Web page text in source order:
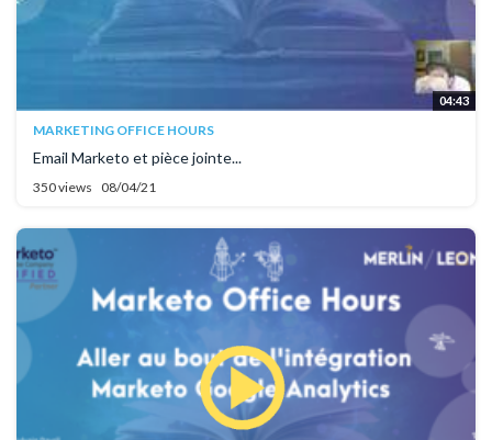
04:43
MARKETING OFFICE HOURS
Email Marketo et pièce jointe...
350 views 08/04/21